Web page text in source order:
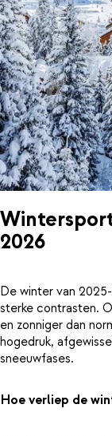
2026
De winter van
sterke contrasten.
en zonniger dan
hogedruk,
sneeuwfases.
Hoe verliep de